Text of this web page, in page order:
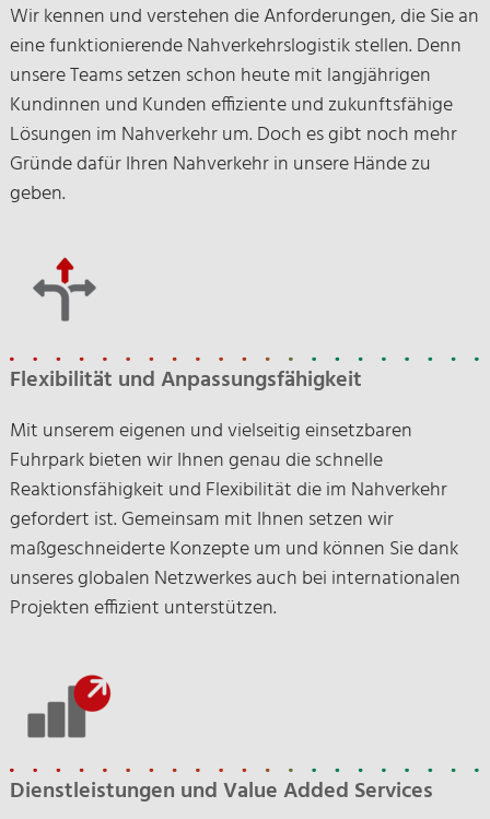
Wir kennen und verstehen die Anforderungen, die Sie an
eine funktionierende Nahverkehrslogistik stellen. Denn
unsere Teams setzen schon heute mit langjährigen
Kundinnen und Kunden effiziente und zukunftsfähige
Lösungen im Nahverkehr um. Doch es gibt noch mehr
Gründe dafür Ihren Nahverkehr in unsere Hände zu
geben.
Flexibilität und Anpassungsfähigkeit
Mit unserem eigenen und vielseitig einsetzbaren
Fuhrpark bieten wir Ihnen genau die schnelle
Reaktionsfähigkeit und Flexibilität die im Nahverkehr
gefordert ist. Gemeinsam mit Ihnen setzen wir
maßgeschneiderte Konzepte um und können Sie dank
unseres globalen Netzwerkes auch bei internationalen
Projekten effizient unterstützen.
Dienstleistungen und Value Added Services